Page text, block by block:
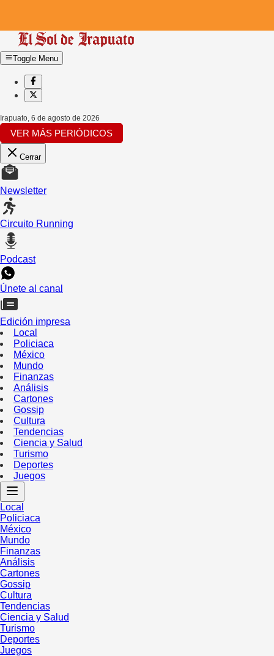
Toggle Menu
Irapuato, 6 de agosto de 2026
VER MÁS PERIÓDICOS
Cerrar
Newsletter
Circuito Running
Podcast
Únete al canal
Edición impresa
Local
Policiaca
México
Mundo
Finanzas
Análisis
Cartones
Gossip
Cultura
Tendencias
Ciencia y Salud
Turismo
Deportes
Juegos
Local
Policiaca
México
Mundo
Finanzas
Análisis
Cartones
Gossip
Cultura
Tendencias
Ciencia y Salud
Turismo
Deportes
Juegos